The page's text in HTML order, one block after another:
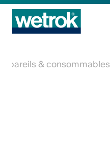
& consommables